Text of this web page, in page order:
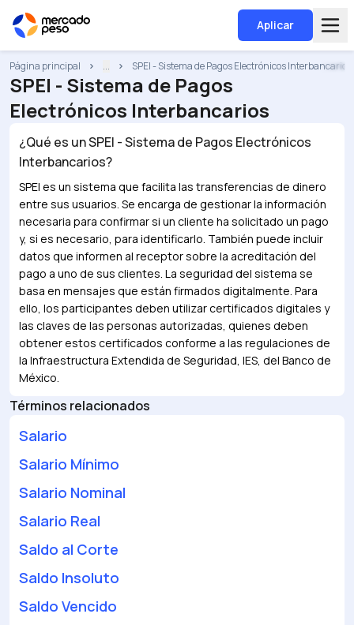
Aplicar
Página principal ... SPEI - Sistema de Pagos Electrónicos Interbancarios
SPEI - Sistema de Pagos
Electrónicos Interbancarios
¿Qué es unSPEI - Sistema de Pagos Electrónicos
Interbancarios?
SPEI es un sistema que facilita las transferencias de dinero
entre sus usuarios. Se encarga de gestionar la información
necesaria para confirmar si un cliente ha solicitado un pago
y, si es necesario, para identificarlo. También puede incluir
datos que informen al receptor sobre la acreditación del
pago a uno de sus clientes. La seguridad del sistema se
basa en mensajes que están firmados digitalmente. Para
ello, los participantes deben utilizar certificados digitales y
las claves de las personas autorizadas, quienes deben
obtener estos certificados conforme a las regulaciones de
la Infraestructura Extendida de Seguridad, IES, del Banco de
México.
Términos relacionados
Salario
Salario Mínimo
Salario Nominal
Salario Real
Saldo al Corte
Saldo Insoluto
Saldo Vencido